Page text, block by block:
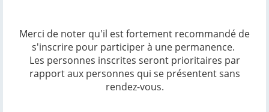
Merci de noter qu'il est fortement recommandé de
s'inscrire pour participer à une permanence.
Les personnes inscrites seront prioritaires par
rapport aux personnes qui se présentent sans
rendez-vous.